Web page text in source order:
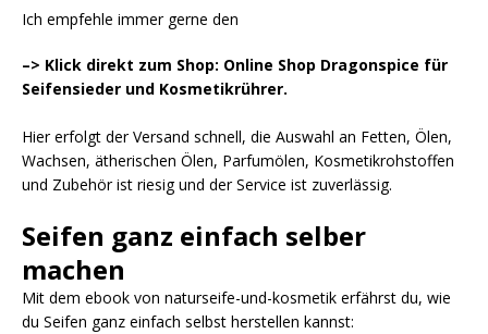
Ich empfehle immer gerne den
–> Klick direkt zum Shop: Online Shop Dragonspice für
Seifensieder und Kosmetikrührer.
Hier erfolgt der Versand schnell, die Auswahl an Fetten, Ölen,
Wachsen, ätherischen Ölen, Parfumölen, Kosmetikrohstoffen
und Zubehör ist riesig und der Service ist zuverlässig.
Seifen ganz einfach selber
machen
Mit dem ebook von naturseife-und-kosmetik erfährst du, wie
du Seifen ganz einfach selbst herstellen kannst: